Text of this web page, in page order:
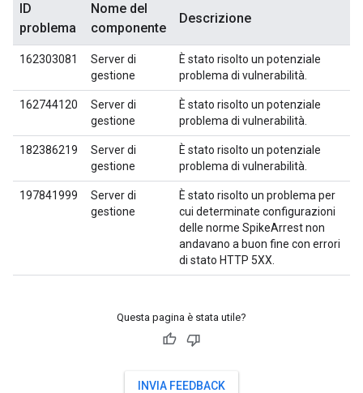
ID
problema
Nome del
componente
Descrizione
162303081
Server di
gestione
È stato risolto un potenziale
problema di vulnerabilità.
162744120
Server di
gestione
È stato risolto un potenziale
problema di vulnerabilità.
182386219
Server di
gestione
È stato risolto un potenziale
problema di vulnerabilità.
197841999
Server di
gestione
È stato risolto un problema per
cui determinate configurazioni
delle norme SpikeArrest non
andavano a buon fine con errori
di stato HTTP 5XX.
Questa pagina è stata utile?
INVIA FEEDBACK